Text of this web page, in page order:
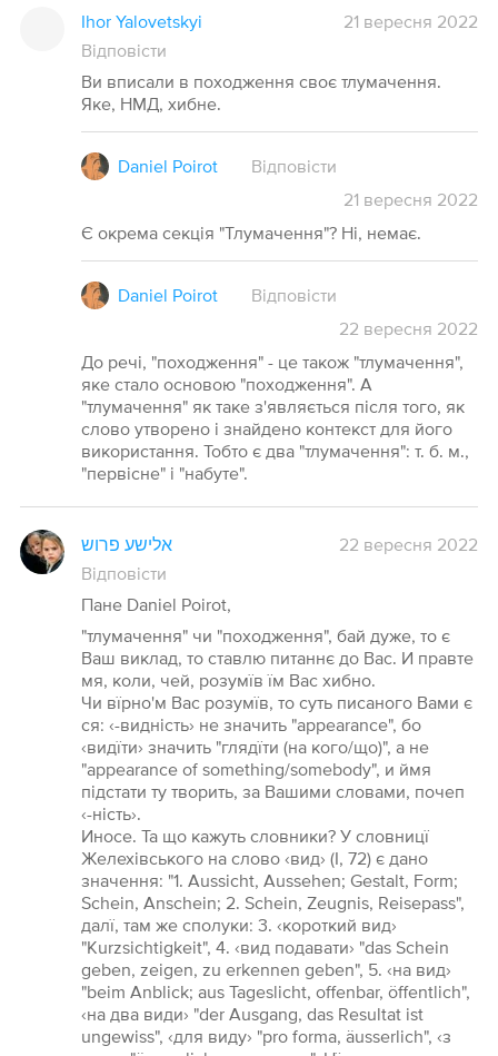
Ihor Yalovetskyi
21 вересня 2022
Відповісти
Ви вписали в походження своє тлумачення.
Яке, НМД, хибне.
Daniel Poirot
Відповісти
21 вересня 2022
Є окрема секція "Тлумачення"? Ні, немає.
Daniel Poirot
Відповісти
22 вересня 2022
До речі, "походження" - це також "тлумачення",
яке стало основою "походження". А
"тлумачення" як таке з'являється після того, як
слово утворено і знайдено контекст для його
використання. Тобто є два "тлумачення": т. б. м.,
"первісне" і "набуте".
אלישע פרוש
22 вересня 2022
Відповісти
Пане Daniel Poirot,
"тлумачення" чи "походження", бай дуже, то є
Ваш виклад, то ставлю питаннє до Вас. И правте
мя, коли, чей, розумїв їм Вас хибно.
Чи вїрно'м Вас розумїв, то суть писаного Вами є
ся: ‹-видність› не значить "appearance", бо
‹видїти› значить "глядїти (на кого/що)", а не
"appearance of something/somebody", и ймя
підстати ту творить, за Вашими словами, почеп
‹-ність›.
Иносе. Та що кажуть словники? У словницї
Желехівського на слово ‹вид› (І, 72) є дано
значення: "1. Aussicht, Aussehen; Gestalt, Form;
Schein, Anschein; 2. Schein, Zeugnis, Reisepass",
далї, там же сполуки: 3. ‹короткий вид›
"Kurzsichtigkeit", 4. ‹вид подавати› "das Schein
geben, zeigen, zu erkennen geben", 5. ‹на вид›
"beim Anblick; aus Tageslicht, offenbar, öffentlich",
‹на два види› "der Ausgang, das Resultat ist
ungewiss", ‹для виду› "pro forma, äusserlich", ‹з